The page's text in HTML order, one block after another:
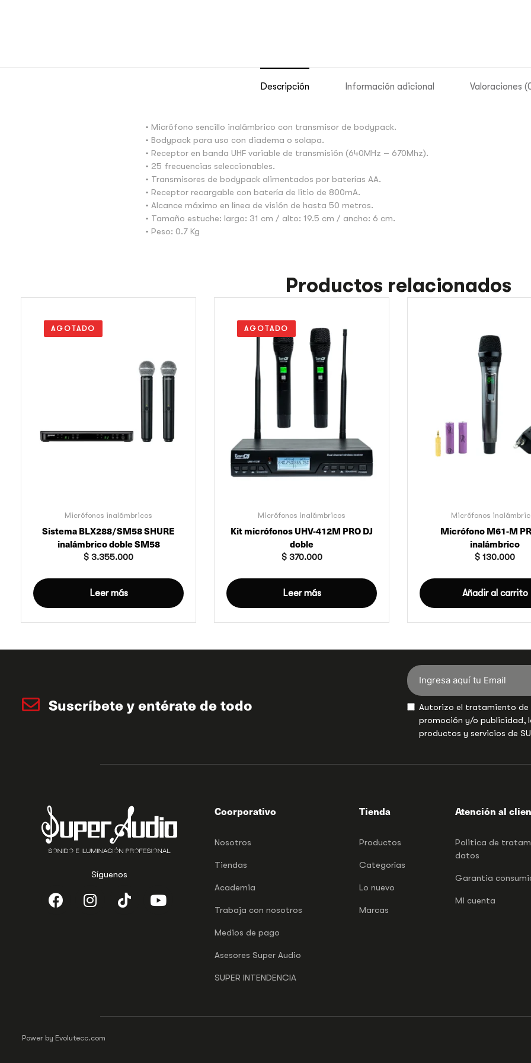
Descripción Información adicional Valoraciones
• Micrófono sencillo inalámbrico con transmisor de bodypack.
• Bodypack para uso con diadema o solapa.
• Receptor en banda UHF variable de transmisión (640MHz – 670Mhz).
• 25 frecuencias seleccionables.
• Transmisores de bodypack alimentados por baterías AA.
• Receptor recargable con batería de litio de 800mA.
• Alcance máximo en línea de visión de hasta 50 metros.
• Tamaño estuche: largo: 31 cm / alto: 19.5 cm / ancho: 6 cm.
• Peso: 0.7 Kg
Productos relacionados
AGOTADO
Micrófonos inalámbricos
Sistema BLX288/SM58 SHURE
inalámbrico doble SM58
$ 3.355.000
Leer más
AGOTADO
Micrófonos inalámbricos
Kit micrófonos UHV-412M PRO DJ
doble
$370.000
Leer más
Micrófonos
Micrófono M61-M
inalámbrico
$ 130.000
Añadir al carrito
Suscríbete y entérate de todo
Autorizo el tratamiento
promoción y/o publicidad,
productos y servicios de
Síguenos
Coorporativo
Nosotros
Tiendas
Academia
Trabaja con nosotros
Medios de pago
Asesores Super Audio
SUPER INTENDENCIA
Tienda
Productos
Categorías
Lo nuevo
Marcas
Atención al
Politica de
datos
Garantia
Mi cuenta
Power by Evolutecc.com